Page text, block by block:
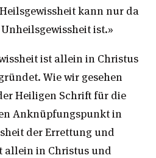
kann nur da
ist.»
ist allein in Christus
Wie wir gesehen
Heiligen Schrift für die
Anknüpfungspunkt in
der Errettung und
allein in Christus und